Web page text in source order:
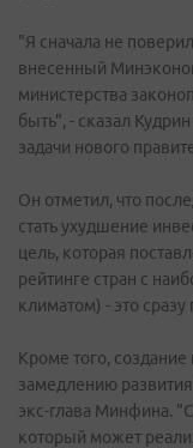
"Я сначала не
внесенный
министерства
быть", - сказал
задачи нового
Он отметил, что
стать ухудшение
цель, которая
рейтинге стран с
климатом) - это сразу
Кроме того,
замедлению
экс-глава Минфина.
который может